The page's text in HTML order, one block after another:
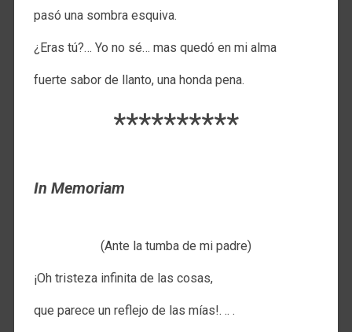
pasó una sombra esquiva.
¿Eras tú?… Yo no sé… mas quedó en mi alma
fuerte sabor de llanto, una honda pena.
**********
In Memoriam
(Ante la tumba de mi padre)
¡Oh tristeza infinita de las cosas,
que parece un reflejo de las mías!. .. .